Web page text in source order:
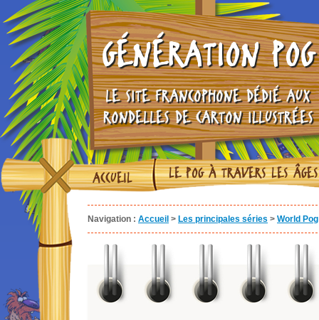
GÉNÉRATION POG
LE SITE FRANCOPHONE DÉDIÉ AUX
RONDELLES DE CARTON ILLUSTRÉES
ACCUEIL LE POG À TRAVERS LES ÂGES
Navigation : Accueil > Les principales séries > World